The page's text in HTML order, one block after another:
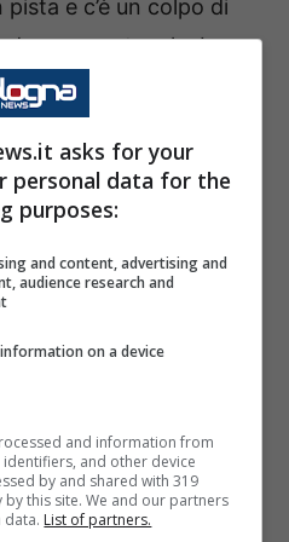
e c’è un colpo di
davvero notevole. La
di vista, è stata
svolta. Andiamo a
come stanno le cose
nel futuro di
in pista: sarà
è normale che sia,
anche per
le sue qualità e le
asks for your
personal data for the
purposes:
and content, advertising and
audience research and
on a device
and information from
and other device
by and shared with 319
this site. We and our partners
data. List of partners.